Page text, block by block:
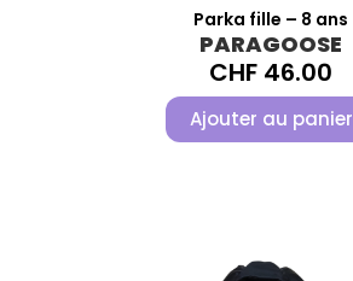
Parka fille – 8 ans
PARAGOOSE
CHF 46.00
Ajouter au panier